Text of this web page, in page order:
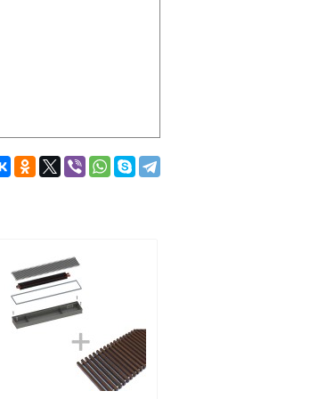
Подробнее об оплате